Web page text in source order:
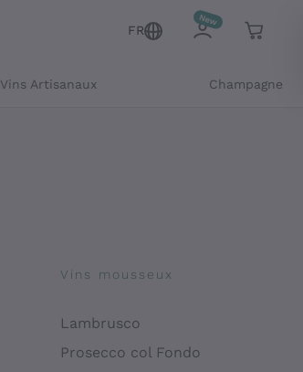
FR
Vins Artisanaux Champagne
Vins mousseux
Lambrusco
Prosecco col Fondo